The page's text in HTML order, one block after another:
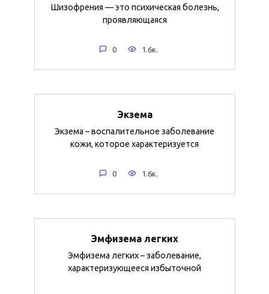
Шизофрения — это психическая болезнь,
проявляющаяся
0 1.6к.
Экзема
Экзема – воспалительное заболевание
кожи, которое характеризуется
0 1.6к.
Эмфизема легких
Эмфизема легких – заболевание,
характеризующееся избыточной